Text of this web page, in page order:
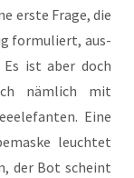
ers­te Fra­ge, die
for­mu­liert, aus­
ist aber doch
näm­lich mit
Eine
leuch­tet
der Bot scheint